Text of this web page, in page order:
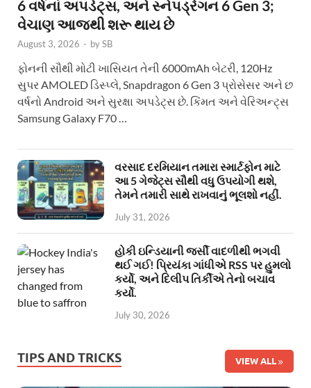
6 વર્ષનાં અપડેટ્સ, અને સ્નેપડ્રેગન 6 Gen 3;
વેચાણ આજથી શરૂ થાય છે
August 3, 2026 - bySB
ફોનની સૌથી મોટી ખાસિયત તેની 6000mAh બેટરી, 120Hz
સુપર AMOLED ડિસ્પ્લે, Snapdragon 6 Gen 3 પ્રોસેસર અને છ
વર્ષનો Android અને સુરક્ષા અપડેટ્સ છે. કિંમત અને વેરિઅન્ટ્સ
Samsung Galaxy F70 …
વરસાદ દરમિયાન તમારા સ્માર્ટફોન માટે
આ 5 ગેજેટ્સ સૌથી વધુ ઉપયોગી થશે,
તેમને તમારી સાથે રાખવાનું ભૂલશો નહીં.
July 31, 2026
હોકી ઇન્ડિયાની જર્સી વાદળીથી ભગવી
થઈ ગઈ! પ્રિયંકા ગાંધીએ RSS પર હુમલો
કર્યો, અને દિલીપ તિર્કીએ તેનો બચાવ
કર્યો.
July 30, 2026
TIPS AND TRICKS VIEW ALL